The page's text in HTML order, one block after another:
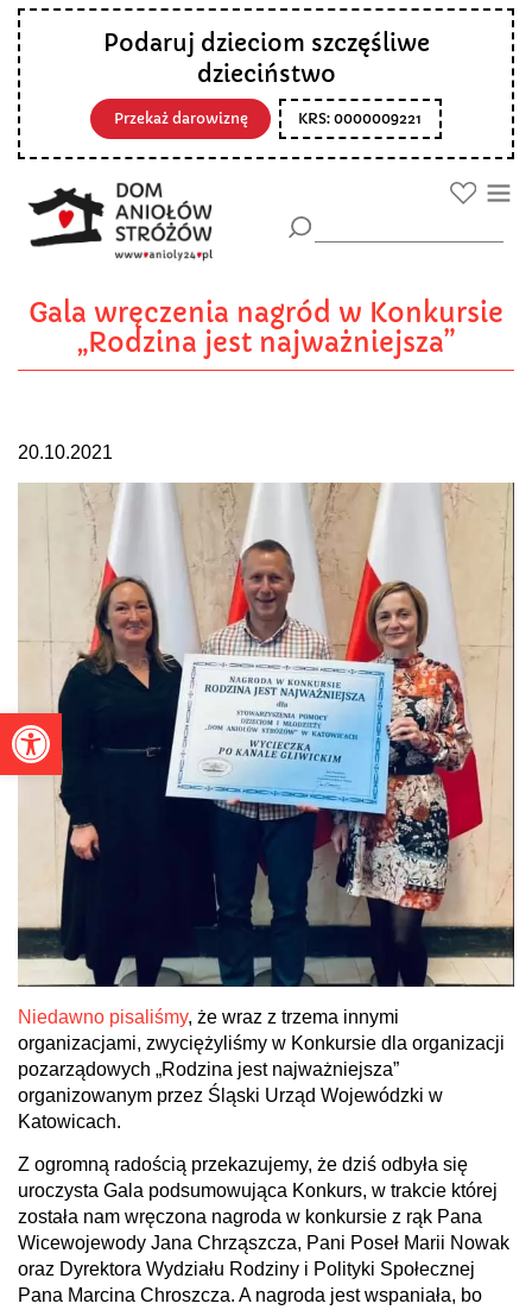
Otwórz pasek narzędzi
Podaruj dzieciom szczęśliwe
dzieciństwo
Przekaż darowiznę KRS: 0000009221
Gala wręczenia nagród w Konkursie
„Rodzina jest najważniejsza”
20.10.2021
Niedawno pisaliśmy, że wraz z trzema innymi
organizacjami, zwyciężyliśmy w Konkursie dla organizacji
pozarządowych „Rodzina jest najważniejsza”
organizowanym przez Śląski Urząd Wojewódzki w
Katowicach.
Z ogromną radością przekazujemy, że dziś odbyła się
uroczysta Gala podsumowująca Konkurs, w trakcie której
została nam wręczona nagroda w konkursie z rąk Pana
Wicewojewody Jana Chrząszcza, Pani Poseł Marii Nowak
oraz Dyrektora Wydziału Rodziny i Polityki Społecznej
Pana Marcina Chroszcza. A nagroda jest wspaniała, bo